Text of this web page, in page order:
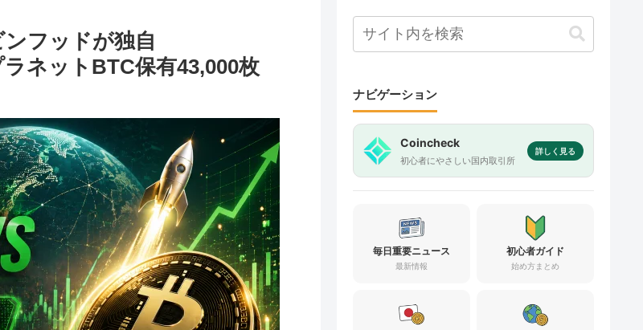
フッドが独自
ネットBTC保有43,000枚
ナビゲーション
Coincheck
初心者にやさしい国内取引所
詳しく見る
毎日重要ニュース
最新情報
初心者ガイド
始め方まとめ